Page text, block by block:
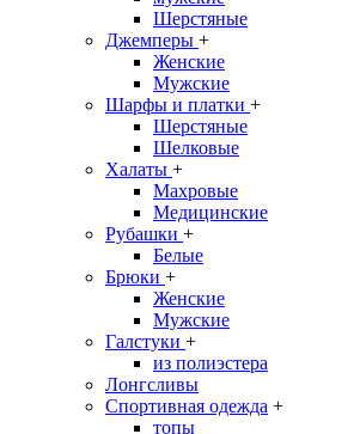
Шерстяные
Джемперы +
Женские
Мужские
Шарфы и платки +
Шерстяные
Шелковые
Халаты +
Махровые
Медицинские
Рубашки +
Белые
Брюки +
Женские
Мужские
Галстуки +
из полиэстера
Лонгсливы
Спортивная одежда +
топы